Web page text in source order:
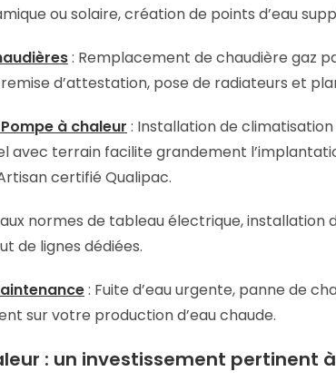
ou solaire, création de points d’eau
: Remplacement de chaudière gaz
d’attestation, pose de radiateurs et
à chaleur : Installation de
avec terrain facilite grandement
certifié Qualipac.
aux normes de tableau électrique,
de lignes dédiées.
: Fuite d’eau urgente, panne de
sur votre production d’eau chaude.
: un investissement pertinent